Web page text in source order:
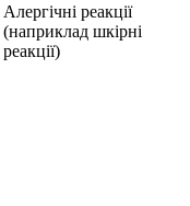
Алергічні реакції
(наприклад шкірні
реакції)